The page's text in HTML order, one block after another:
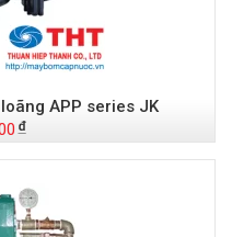
APP series JK